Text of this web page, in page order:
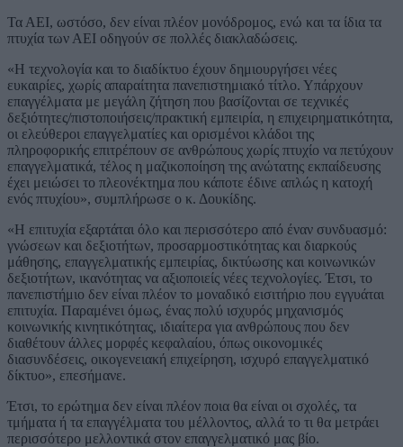
Τα ΑΕΙ, ωστόσο, δεν είναι πλέον μονόδρομος, ενώ και τα ίδια τα
πτυχία των ΑΕΙ οδηγούν σε πολλές διακλαδώσεις.
«Η τεχνολογία και το διαδίκτυο έχουν δημιουργήσει νέες
ευκαιρίες, χωρίς απαραίτητα πανεπιστημιακό τίτλο. Υπάρχουν
επαγγέλματα με μεγάλη ζήτηση που βασίζονται σε τεχνικές
δεξιότητες/πιστοποιήσεις/πρακτική εμπειρία, η επιχειρηματικότητα,
οι ελεύθεροι επαγγελματίες και ορισμένοι κλάδοι της
πληροφορικής επιτρέπουν σε ανθρώπους χωρίς πτυχίο να πετύχουν
επαγγελματικά, τέλος η μαζικοποίηση της ανώτατης εκπαίδευσης
έχει μειώσει το πλεονέκτημα που κάποτε έδινε απλώς η κατοχή
ενός πτυχίου», συμπλήρωσε ο κ. Δουκίδης.
«Η επιτυχία εξαρτάται όλο και περισσότερο από έναν συνδυασμό:
γνώσεων και δεξιοτήτων, προσαρμοστικότητας και διαρκούς
μάθησης, επαγγελματικής εμπειρίας, δικτύωσης και κοινωνικών
δεξιοτήτων, ικανότητας να αξιοποιείς νέες τεχνολογίες. Έτσι, το
πανεπιστήμιο δεν είναι πλέον το μοναδικό εισιτήριο που εγγυάται
επιτυχία. Παραμένει όμως, ένας πολύ ισχυρός μηχανισμός
κοινωνικής κινητικότητας, ιδιαίτερα για ανθρώπους που δεν
διαθέτουν άλλες μορφές κεφαλαίου, όπως οικονομικές
διασυνδέσεις, οικογενειακή επιχείρηση, ισχυρό επαγγελματικό
δίκτυο», επεσήμανε.
Έτσι, το ερώτημα δεν είναι πλέον ποια θα είναι οι σχολές, τα
τμήματα ή τα επαγγέλματα του μέλλοντος, αλλά το τι θα μετράει
περισσότερο μελλοντικά στον επαγγελματικό μας βίο.